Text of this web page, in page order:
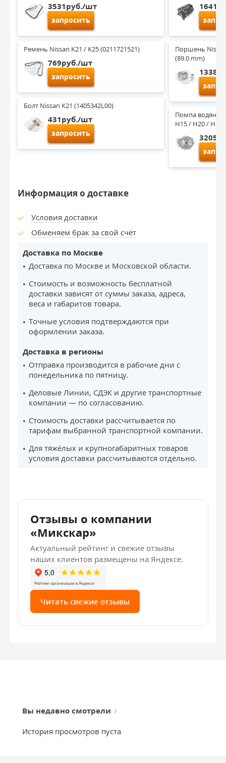
3531руб./шт
запросить
Ремень Nissan K21 / K25 (0211721521)
769руб./шт
запросить
Болт Nissan K21 (1405342L00)
431руб./шт
запросить
Поршень
(89.0 mm)
Помпа водяная
H15 / H20 / H25
Информация о доставке
Условия доставки
Обменяем брак за свой счёт
Доставка по Москве
Доставка по Москве и Московской области.
Стоимость и возможность бесплатной
доставки зависят от суммы заказа, адреса,
веса и габаритов товара.
Точные условия подтверждаются при
оформлении заказа.
Доставка в регионы
Отправка производится в рабочие дни с
понедельника по пятницу.
Деловые Линии, СДЭК и другие транспортные
компании — по согласованию.
Стоимость доставки рассчитывается по
тарифам выбранной транспортной компании.
Для тяжёлых и крупногабаритных товаров
условия доставки рассчитываются отдельно.
Отзывы о компании
«Микскар»
Актуальный рейтинг и свежие отзывы
наших клиентов размещены на Яндексе.
Читать свежие отзывы
Вы недавно смотрели
История просмотров пуста